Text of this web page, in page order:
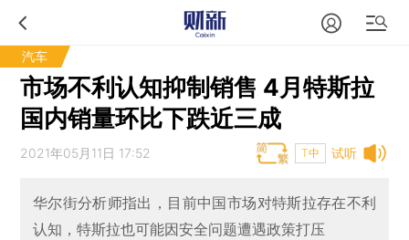
汽车
市场不利认知抑制销售 4月特斯拉
国内销量环比下跌近三成
试听
2021年05月11日 17:52 T中
华尔街分析师指出，目前中国市场对特斯拉存在不利
认知，特斯拉也可能因安全问题遭遇政策打压